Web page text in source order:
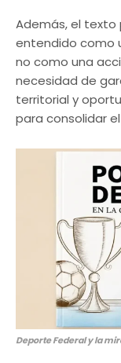
Además, el
entendido como
no como una
necesidad de
territorial y
para consolidar
Deporte Federal y la